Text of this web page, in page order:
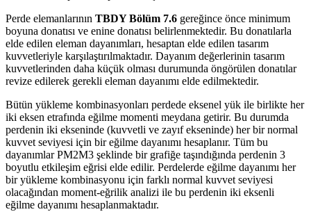
Perde elemanlarının TBDY Bölüm 7.6 gereğince önce minimum
boyuna donatısı ve enine donatısı belirlenmektedir. Bu donatılarla
elde edilen eleman dayanımları, hesaptan elde edilen tasarım
kuvvetleriyle karşılaştırılmaktadır. Dayanım değerlerinin tasarım
kuvvetlerinden daha küçük olması durumunda öngörülen donatılar
revize edilerek gerekli eleman dayanımı elde edilmektedir.
Bütün yükleme kombinasyonları perdede eksenel yük ile birlikte her
iki eksen etrafında eğilme momenti meydana getirir. Bu durumda
perdenin iki ekseninde (kuvvetli ve zayıf ekseninde) her bir normal
kuvvet seviyesi için bir eğilme dayanımı hesaplanır. Tüm bu
dayanımlar PM2M3 şeklinde bir grafiğe taşındığında perdenin 3
boyutlu etkileşim eğrisi elde edilir. Perdelerde eğilme dayanımı her
bir yükleme kombinasyonu için farklı normal kuvvet seviyesi
olacağından moment-eğrilik analizi ile bu perdenin iki eksenli
eğilme dayanımı hesaplanmaktadır.